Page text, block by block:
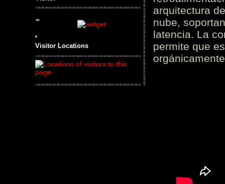
Visitor Locations
arquitectura
nube,
latencia. La
permite que